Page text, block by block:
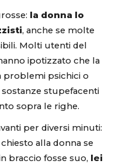
la donna lo
, anche se molte
Molti utenti del
ipotizzato che la
problemi psichici o
stupefacenti
sopra le righe.
per diversi minuti:
alla donna se
braccio fosse suo, lei